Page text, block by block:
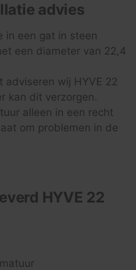
advies
in een gat in steen
een diameter van 22,4
adviseren wij HYVE 22
kan dit verzorgen.
alleen in een recht
om problemen in de
HYVE 22